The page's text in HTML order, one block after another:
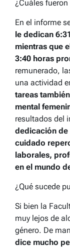
¿Cuáles
En el informe
le dedican
mientras que
3:40 horas
remunerado,
una actividad
tareas
mental
resultados del
dedicación de
cuidado
laborales,
en el mundo
¿Qué sucede
Si bien la
muy lejos de
género. De
dice mucho